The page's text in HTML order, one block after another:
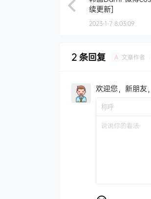
续更新]
2023-1-7 8:03:09
2 条回复 A 文章作者
欢迎您，新朋友